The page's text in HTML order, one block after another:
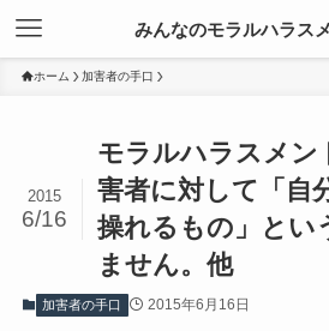
みんなのモラルハラス
ホーム 加害者の手口
モラルハラスメン
害者に対して「自
操れるもの」とい
ません。他
2015
6/16
加害者の手口 2015年6月16日